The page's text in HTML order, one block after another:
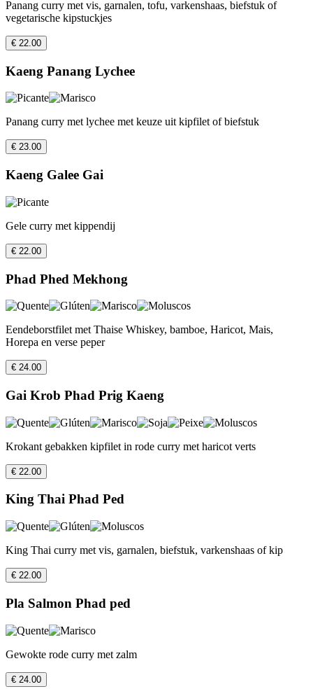
Panang curry met vis, garnalen, tofu, varkenshaas, biefstuk of
vegetarische kipstuckjes
€ 22.00
Kaeng Panang Lychee
Panang curry met lychee met keuze uit kipfilet of biefstuk
€ 23.00
Kaeng Galee Gai
Gele curry met kippendij
€ 22.00
Phad Phed Mekhong
Eendeborstfilet met Thaise Whiskey, bamboe, Haricot, Mais,
Horepa en verse peper
€ 24.00
Gai Krob Phad Prig Kaeng
Krokant gebakken kipfilet in rode curry met haricot verts
€ 22.00
King Thai Phad Ped
King Thai curry met vis, garnalen, biefstuk, varkenshaas of kip
€ 22.00
Pla Salmon Phad ped
Gewokte rode curry met zalm
€ 24.00